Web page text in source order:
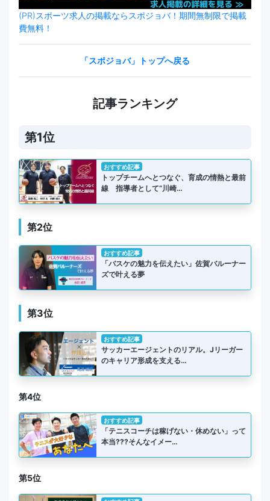
(PR)スポーツ求人の掲載ならスポジョバ！期間無制限で掲載
費無料！
「スポジョバ」トップへ戻る
記事ランキング
第1位
おすすめ記事
トップチームへとつなぐ、育成の情熱と最前
線 指導者として“川崎…
第2位
おすすめ記事
「バスケの魅力を伝えたい」佐賀バルーナー
ズで叶える夢
第3位
おすすめ記事
サッカーエージェントのリアル。Jリーガー
のキャリア形成を支える…
第4位
おすすめ記事
「テニスコーチは稼げない・休めない」って
本当???そんなイメー…
第5位